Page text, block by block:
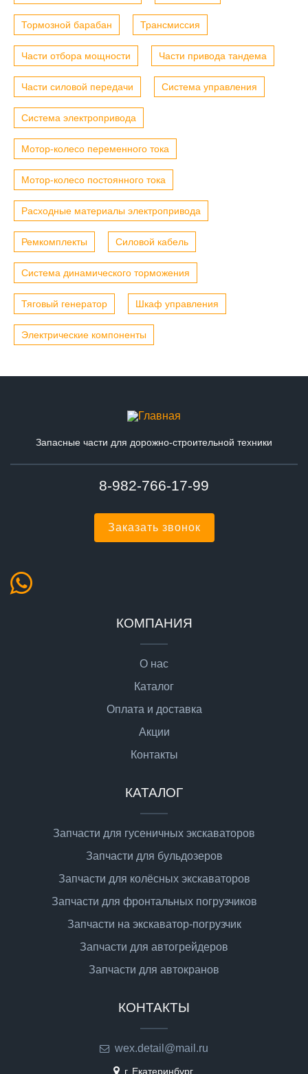
Тормозной барабан Трансмиссия
Части отбора мощности Части привода тандема
Части силовой передачи Система управления
Система электропривода
Мотор-колесо переменного тока
Мотор-колесо постоянного тока
Расходные материалы электропривода
Ремкомплекты Силовой кабель
Система динамического торможения
Тяговый генератор Шкаф управления
Электрические компоненты
Запасные части для дорожно-строительной техники
8-982-766-17-99
Заказать звонок
КОМПАНИЯ
О нас
Каталог
Оплата и доставка
Акции
Контакты
КАТАЛОГ
Запчасти для гусеничных экскаваторов
Запчасти для бульдозеров
Запчасти для колёсных экскаваторов
Запчасти для фронтальных погрузчиков
Запчасти на экскаватор-погрузчик
Запчасти для автогрейдеров
Запчасти для автокранов
КОНТАКТЫ
wex.detail@mail.ru
г. Екатеринбург,